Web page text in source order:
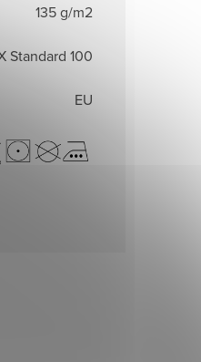
135 g/m2
Standard 100
EU